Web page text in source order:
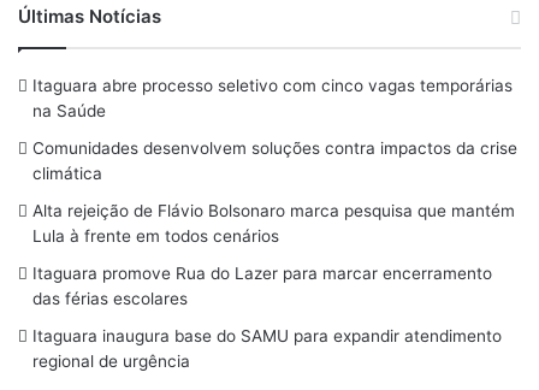
a
c
e
b
o
o
k
h
r
e
a
d
s
n
s
t
a
r
a
m
u
e
s
y
u
T
u
e
Últimas Notícias
Itaguara abre processo seletivo com cinco vagas temporárias
na Saúde
Comunidades desenvolvem soluções contra impactos da crise
climática
Alta rejeição de Flávio Bolsonaro marca pesquisa que mantém
Lula à frente em todos cenários
Itaguara promove Rua do Lazer para marcar encerramento
das férias escolares
Itaguara inaugura base do SAMU para expandir atendimento
regional de urgência